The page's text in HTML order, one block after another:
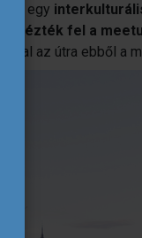
Ezt egy
idézték fel a
az útra ebből a